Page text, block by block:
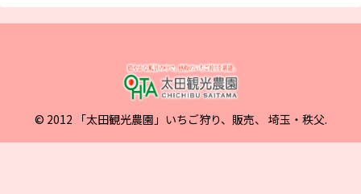
© 2012 「太田観光農園」いちご狩り、販売、 埼玉・秩父.